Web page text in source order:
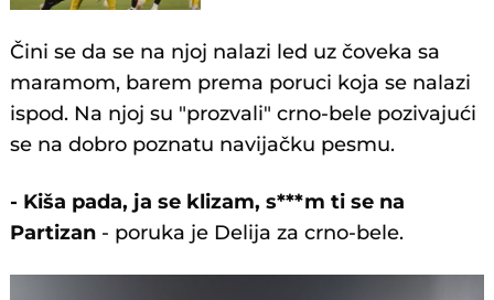
Čini se da se na njoj nalazi led uz čoveka sa
maramom, barem prema poruci koja se nalazi
ispod. Na njoj su "prozvali" crno-bele pozivajući
se na dobro poznatu navijačku pesmu.
- Kiša pada, ja se klizam, s***m ti se na
Partizan - poruka je Delija za crno-bele.